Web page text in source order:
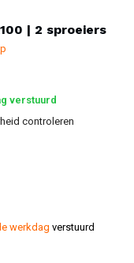
| 2 sproeiers
verstuurd
controleren
werkdag verstuurd